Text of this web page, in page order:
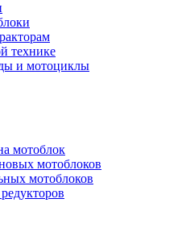
технике
и мотоциклы
мотоблок
мотоблоков
мотоблоков